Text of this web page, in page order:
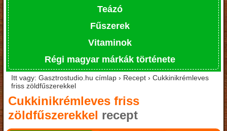
Teázó
Fűszerek
Vitaminok
Régi magyar márkák története
Itt vagy: Gasztrostudio.hu címlap › Recept › Cukkinikrémleves
friss zöldfűszerekkel
Cukkinikrémleves friss
zöldfűszerekkel recept